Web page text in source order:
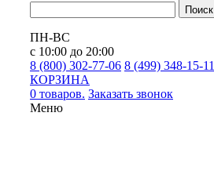
Поиск
ПН-ВС
с 10:00 до 20:00
8 (800) 302-77-06 8 (499) 348-15-11
КОРЗИНА
0 товаров. Заказать звонок
Меню